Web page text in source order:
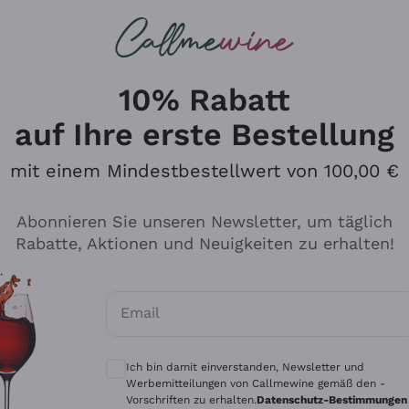
suchst
unter 10 £
Sie die besten Rotweine unter 10 £, die sich durch
Hergestellt aus internationalen und
intensivere Interpretationen – alle bereit, jetzt
Lagerung im Keller angenehme Überraschungen zu
nur mit Freunden oder Familie anstoßen möchten,
Rotwein, das jeder Gelegenheit einen Hauch von
alles
10% Rabatt
auf Ihre erste Bestellung
mit einem Mindestbestellwert von 100,00 €
Abonnieren Sie unseren Newsletter, um täglich
Rabatte, Aktionen und Neuigkeiten zu erhalten!
Email
Ich bin damit einverstanden, Newsletter und
Werbemitteilungen von Callmewine gemäß den -
Vorschriften zu erhalten.Datenschutz-Bestimmungen